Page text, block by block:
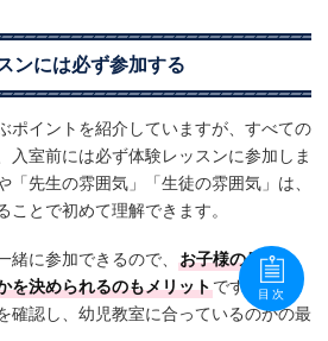
ンには必ず参加する
ポイントを紹介していますが、すべての
入室前には必ず体験レッスンに参加しま
「先生の雰囲気」「生徒の雰囲気」は、
とで初めて理解できます。
緒に参加できるので、 お子様の反応を
を決められるのもメリットです。体験
確認し、幼児教室に合っているのかの最
目次